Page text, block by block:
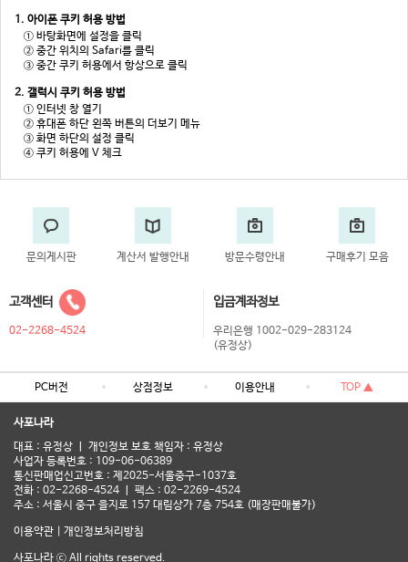
1. 아이폰 쿠키 허용 방법
① 바탕화면에 설정을 클릭
② 중간 위치의 Safari를 클릭
③ 중간 쿠키 허용에서 항상으로 클릭
2. 갤럭시 쿠키 허용 방법
① 인터넷 창 열기
② 휴대폰 하단 왼쪽 버튼의 더보기 메뉴
③ 화면 하단의 설정 클릭
④ 쿠키 허용에 V 체크
문의게시판 계산서 발행안내 방문수령안내 구매후기 모음
고객센터
02-2268-4524
입금계좌정보
우리은행 1002-029-283124
(유정상)
PC버전 상점정보 이용안내 TOP ▲
사포나라
대표 : 유정상 ㅣ 개인정보 보호 책임자 : 유정상
사업자 등록번호 : 109-06-06389
통신판매업신고번호 : 제2025-서울중구-1037호
전화 : 02-2268-4524 ㅣ 팩스 : 02-2269-4524
주소 : 서울시 중구 을지로 157 대림상가 7층 754호 (매장판매불가)
이용약관 개인정보처리방침
사포나라 ⓒ All rights reserved.